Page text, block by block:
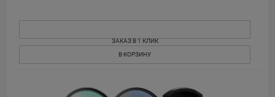
ЗАКАЗ В 1 КЛИК
В КОРЗИНУ